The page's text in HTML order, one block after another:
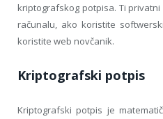
kriptografskog potpisa. Ti
računalu, ako koristite
koristite web novčanik.
Kriptografski potpis
Kriptografski potpis je